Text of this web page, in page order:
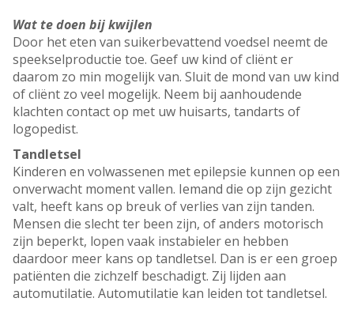
Wat te doen bij kwijlen
Door het eten van suikerbevattend voedsel neemt de
speekselproductie toe. Geef uw kind of cliënt er
daarom zo min mogelijk van. Sluit de mond van uw kind
of cliënt zo veel mogelijk. Neem bij aanhoudende
klachten contact op met uw huisarts, tandarts of
logopedist.
Tandletsel
Kinderen en volwassenen met epilepsie kunnen op een
onverwacht moment vallen. Iemand die op zijn gezicht
valt, heeft kans op breuk of verlies van zijn tanden.
Mensen die slecht ter been zijn, of anders motorisch
zijn beperkt, lopen vaak instabieler en hebben
daardoor meer kans op tandletsel. Dan is er een groep
patiënten die zichzelf beschadigt. Zij lijden aan
automutilatie. Automutilatie kan leiden tot tandletsel.